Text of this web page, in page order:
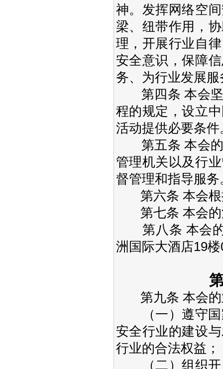
神。发挥网络空
梁、纽带作用，
理，开展行业自
安全意识，保障
务、为行业发展
第四条 本会坚
程的规定，设立
活动提供必要条件
第五条 本会的
管理机关以及行
督管理和指导服务
第六条 本会根
第七条 本会的
第八条 本会的
洲国际大酒店19
第九条 本会的
（一）遵守国
安全行业的建设
行业的合法权益；
（二）组织开